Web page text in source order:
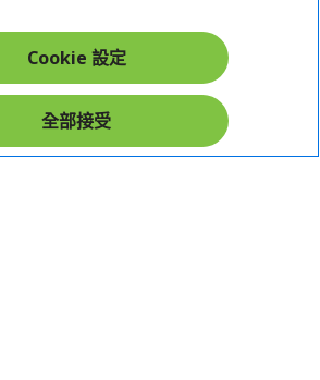
在社群上追蹤 Acer
Cookie 設定
全部接受